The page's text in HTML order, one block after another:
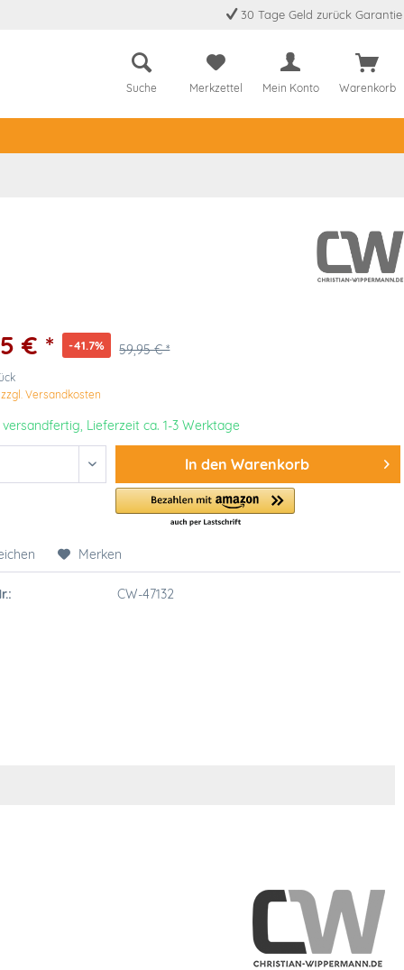
30 Tage Geld zurück Garantie
Suche Merkzettel Mein Konto Warenkorb
€ * -41.7% 59,95 € *
zzgl. Versandkosten
Lieferzeit ca. 1-3 Werktage
In den Warenkorb
Merken
CW-47132